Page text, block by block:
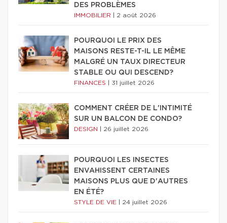
DES PROBLÈMES
IMMOBILIER 2 août 2026
POURQUOI LE PRIX DES
MAISONS RESTE-T-IL LE MÊME
MALGRÉ UN TAUX DIRECTEUR
STABLE OU QUI DESCEND?
FINANCES 31 juillet 2026
COMMENT CRÉER DE L'INTIMITÉ
SUR UN BALCON DE CONDO?
DESIGN 26 juillet 2026
POURQUOI LES INSECTES
ENVAHISSENT CERTAINES
MAISONS PLUS QUE D'AUTRES
EN ÉTÉ?
STYLE DE VIE 24 juillet 2026